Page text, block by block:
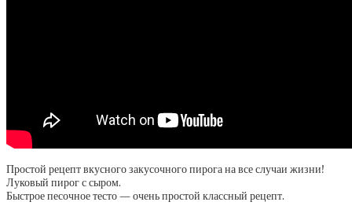
Простой рецепт вкусного закусочного пирога на все случаи жизни!
Луковый пирог с сыром.
Быстрое песочное тесто — очень простой классный рецепт.